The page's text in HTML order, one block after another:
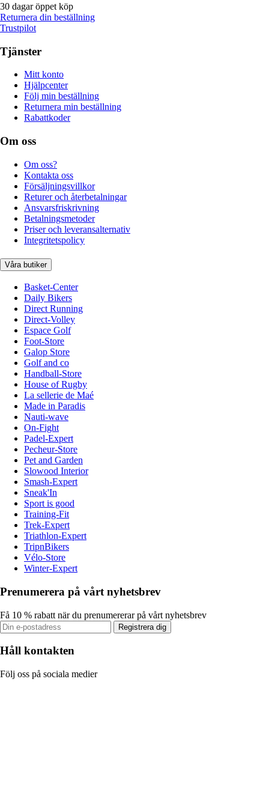
30 dagar öppet köp
Returnera din beställning
Trustpilot
Tjänster
Mitt konto
Hjälpcenter
Följ min beställning
Returnera min beställning
Rabattkoder
Om oss
Om oss?
Kontakta oss
Försäljningsvillkor
Returer och återbetalningar
Ansvarsfriskrivning
Betalningsmetoder
Priser och leveransalternativ
Integritetspolicy
Våra butiker
Basket-Center
Daily Bikers
Direct Running
Direct-Volley
Espace Golf
Foot-Store
Galop Store
Golf and co
Handball-Store
House of Rugby
La sellerie de Maé
Made in Paradis
Nauti-wave
On-Fight
Padel-Expert
Pecheur-Store
Pet and Garden
Slowood Interior
Smash-Expert
Sneak'In
Sport is good
Training-Fit
Trek-Expert
Triathlon-Expert
TripnBikers
Vélo-Store
Winter-Expert
Prenumerera på vårt nyhetsbrev
Få 10 % rabatt när du prenumererar på vårt nyhetsbrev
Registrera dig
Håll kontakten
Följ oss på sociala medier